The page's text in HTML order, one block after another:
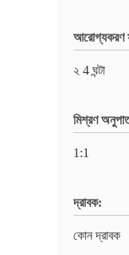
আরোগ্যকরণ
২ 4 ঘন্টা
মিশ্রণ
1:1
দ্রাবক:
কোন দ্রাবক